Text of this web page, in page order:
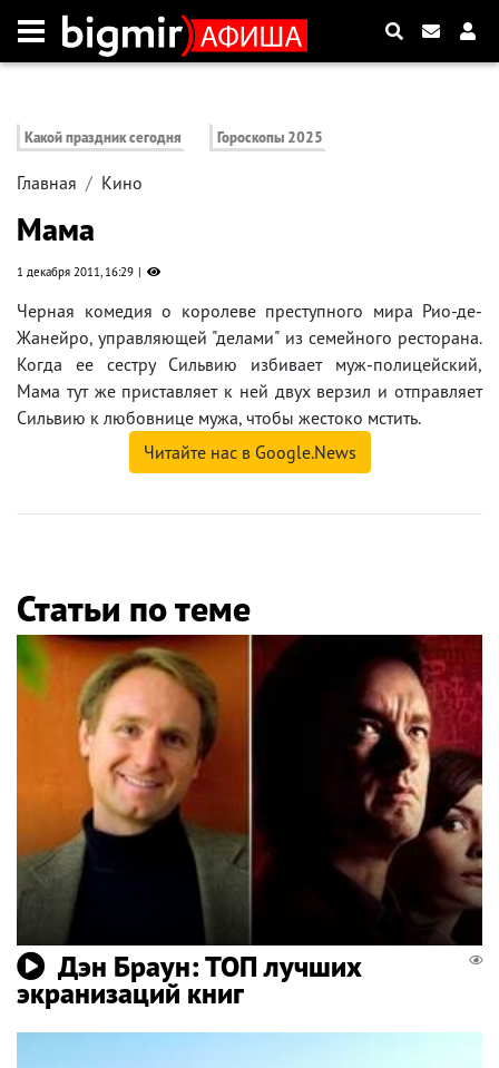
Какой праздник сегодня Гороскопы 2025
Главная Кино
Мама
1 декабря 2011, 16:29
Черная комедия о королеве преступного мира Рио-де-
Жанейро, управляющей "делами" из семейного ресторана.
Когда ее сестру Сильвию избивает муж-полицейский,
Мама тут же приставляет к ней двух верзил и отправляет
Сильвию к любовнице мужа, чтобы жестоко мстить.
Читайте нас в Google.News
Статьи по теме
Дэн Браун: ТОП лучших
экранизаций книг